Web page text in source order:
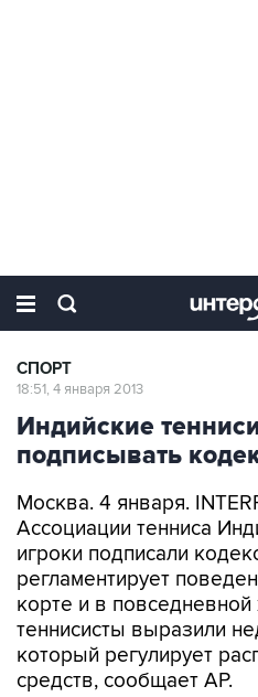
СПОРТ
18:51, 4 января 2013
Индийские
подписывать
Москва. 4 января.
Ассоциации тенниса
игроки подписали
регламентирует
корте и в
теннисисты выразили
который регулирует
средств, сообщает AP.